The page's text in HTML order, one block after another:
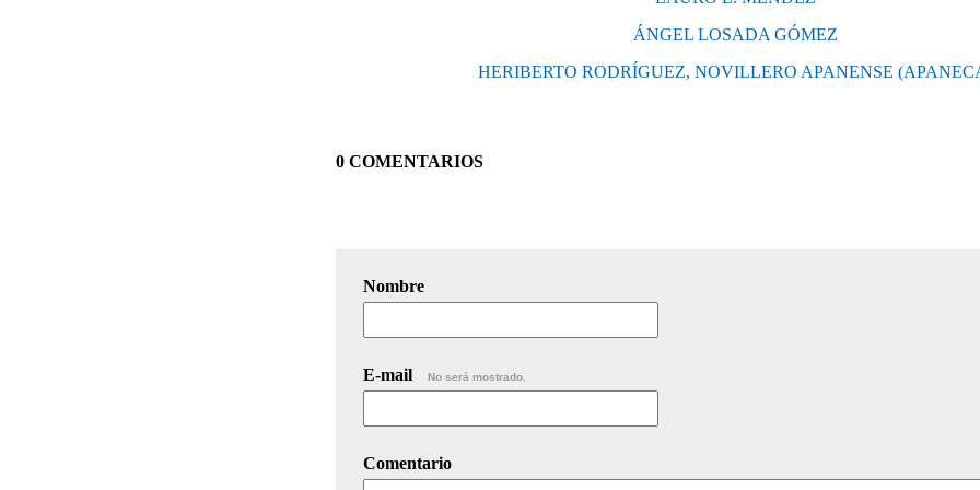
ÁNGEL LOSADA GÓMEZ
HERIBERTO RODRÍGUEZ, NOVILLERO APANENSE
0 COMENTARIOS
Nombre
E-mail No será mostrado.
Comentario